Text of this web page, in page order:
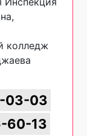
колледж
03-03
60-13